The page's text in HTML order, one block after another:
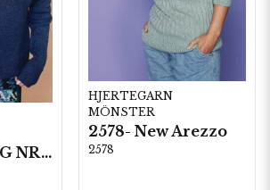
BESKRIVNING NR1876
HJERTEGARN
MÖNSTER
2578- New Arezzo
2578